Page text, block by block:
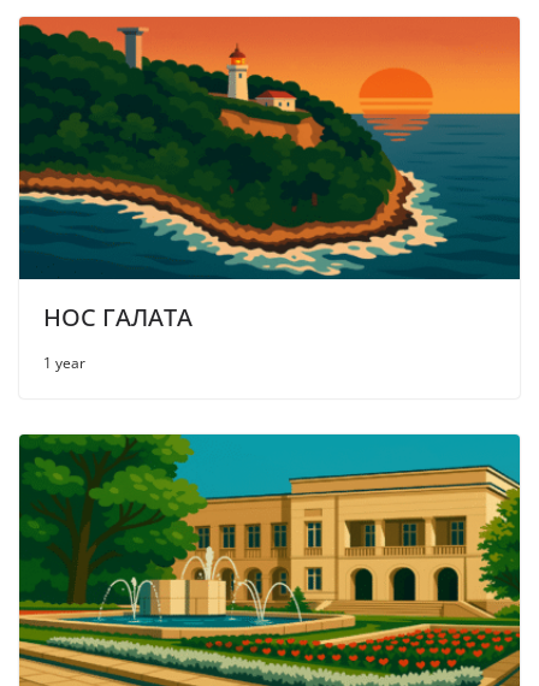
НОС ГАЛАТА
1 year